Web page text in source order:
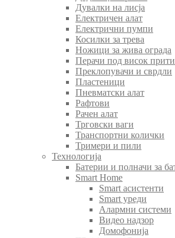
Дувалки на лисја
Електричен алат
Електрични пумпи
Косилки за трева
Ножици за жива ограда
Перачи под висок
Преклопувачи и сврдли
Пластеници
Пневматски алат
Рафтови
Рачен алат
Трговски ваги
Транспортни колички
Тримери и пили
Технологија
Батерии и полначи за
Smart Home
Smart асистенти
Smart уреди
Алармни системи
Видео надзор
Домофонија